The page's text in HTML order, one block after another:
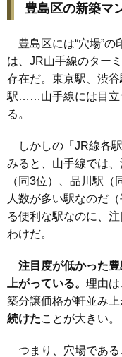
豊島区の新築マ
豊島区には“穴場”の
は、JR山手線のター
存在だ。東京駅、渋
駅……山手線には目立
る。
しかしの「 JR線各
みると、山手線では
（同3位）、品川駅
人数が多い駅なのだ
る便利な駅なのに、
わけだ。
注目度が低かった豊
上がっている。 理由
築分譲価格が軒並み上
続けたことが大きい。
つまり、穴場である